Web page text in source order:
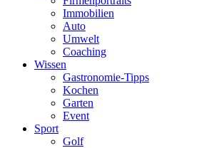
Immobilien
Auto
Umwelt
Coaching
Wissen
Gastronomie-Tipps
Kochen
Garten
Event
Sport
Golf